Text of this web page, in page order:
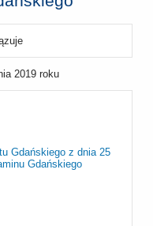
2019 roku
Gdańskiego z dnia 25
Gdańskiego